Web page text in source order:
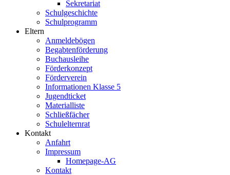
Sekretariat
Schulgeschichte
Schulprogramm
Eltern
Anmeldebögen
Begabtenförderung
Buchausleihe
Förderkonzept
Förderverein
Informationen Klasse 5
Jugendticket
Materialliste
Schließfächer
Schulelternrat
Kontakt
Anfahrt
Impressum
Homepage-AG
Kontakt